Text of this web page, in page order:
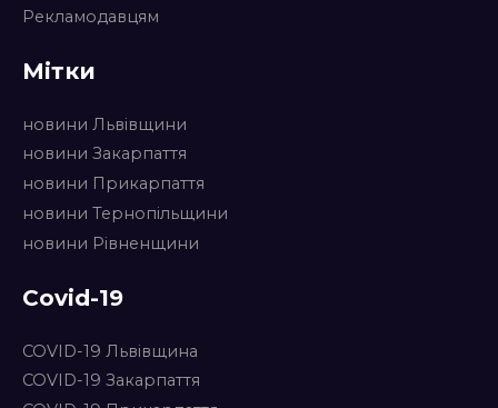
Рекламодавцям
Мітки
новини Львівщини
новини Закарпаття
новини Прикарпаття
новини Тернопільщини
новини Рівненщини
Covid-19
COVID-19 Львівщина
COVID-19 Закарпаття